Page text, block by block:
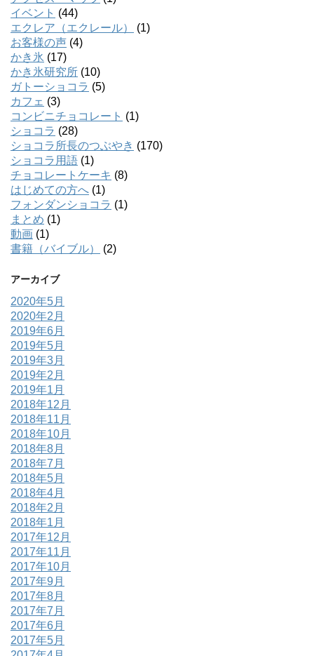
イベント (44)
エクレア（エクレール）
(1)
お客様の声 (4)
かき氷 (17)
かき氷研究所 (10)
ガトーショコラ (5)
カフェ (3)
コンビニチョコレート (1)
ショコラ (28)
ショコラ所長のつぶやき (170)
ショコラ用語 (1)
チョコレートケーキ (8)
はじめての方へ (1)
フォンダンショコラ (1)
まとめ (1)
動画 (1)
書籍（バイブル）
(2)
アーカイブ
2020年5月
2020年2月
2019年6月
2019年5月
2019年3月
2019年2月
2019年1月
2018年12月
2018年11月
2018年10月
2018年8月
2018年7月
2018年5月
2018年4月
2018年2月
2018年1月
2017年12月
2017年11月
2017年10月
2017年9月
2017年8月
2017年7月
2017年6月
2017年5月